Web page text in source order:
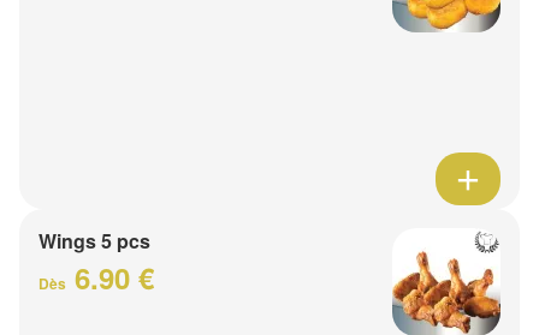
Wings 5 pcs
Dès 6.90 €